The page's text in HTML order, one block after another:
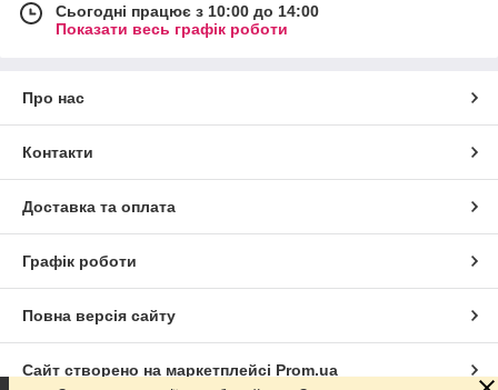
Сьогодні працює з 10:00 до 14:00
Показати весь графік роботи
Про нас
Контакти
Доставка та оплата
Графік роботи
Повна версія сайту
Сайт створено на маркетплейсі Prom.ua